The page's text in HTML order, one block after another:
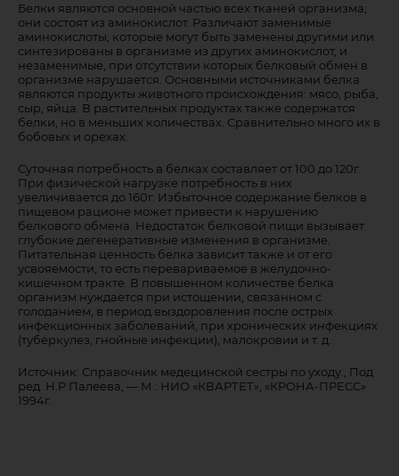
Белки являются основной частью всех тканей организма;
они состоят из аминокислот. Различают заменимые
аминокислоты, которые могут быть заменены другими или
синтезированы в организме из других аминокислот, и
незаменимые, при отсутствии которых белковый обмен в
организме нарушается. Основными источниками белка
являются продукты животного происхождения: мясо, рыба,
сыр, яйца. В растительных продуктах также содержатся
белки, но в меньших количествах. Сравнительно много их в
бобовых и орехах.
Суточная потребность в белках составляет от 100 до 120г.
При физической нагрузке потребность в них
увеличивается до 160г. Избыточное содержание белков в
пищевом рационе может привести к нарушению
белкового обмена. Недостаток белковой пищи вызывает
глубокие дегенеративные изменения в организме.
Питательная ценность белка зависит также и от его
усвояемости, то есть перевариваемое в желудочно-
кишечном тракте. В повышенном количестве белка
организм нуждается при истощении, связанном с
голоданием, в период выздоровления после острых
инфекционных заболеваний, при хронических инфекциях
(туберкулез, гнойные инфекции), малокровии и т. д.
Источник: Справочник медецинской сестры по уходу., Под
ред. Н.Р.Палеева, — М.: НИО «КВАРТЕТ», «КРОНА-ПРЕСС»
1994г.